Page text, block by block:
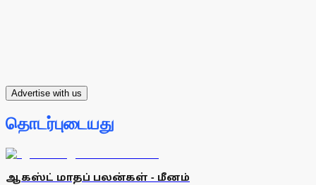
Advertise with us
தொடர்புடையது
ஆகஸ்ட் மாதப் பலன்கள் - மீனம்